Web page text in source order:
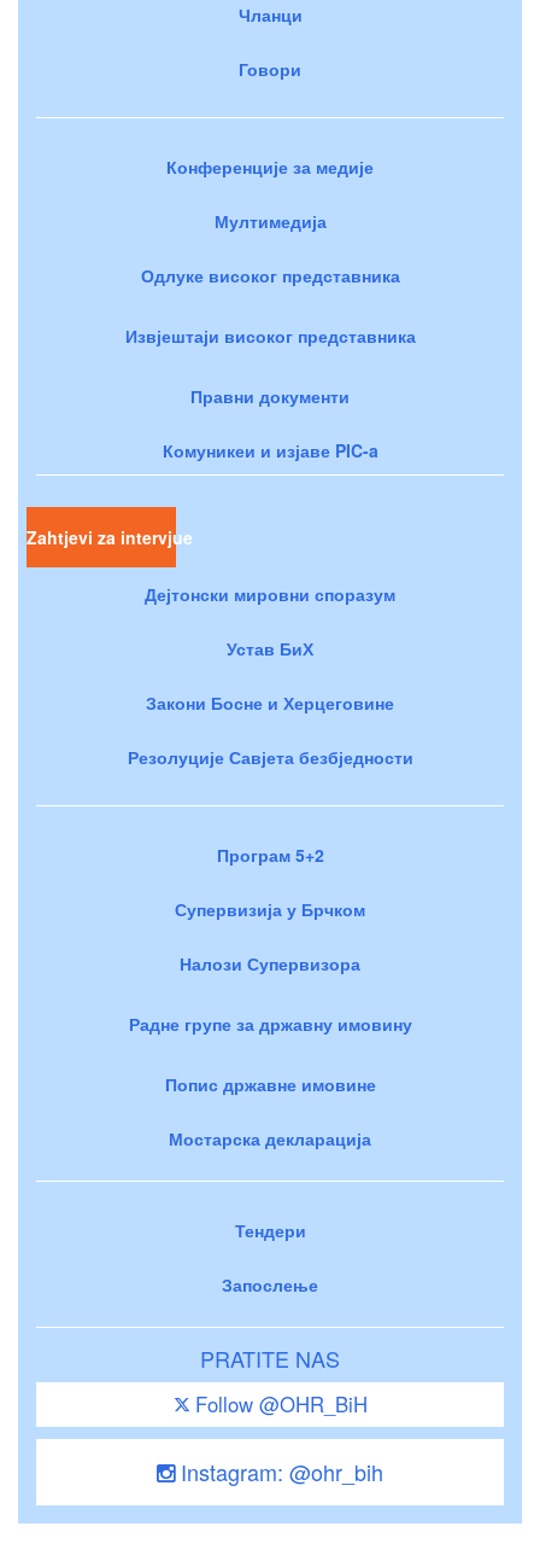
Чланци
Говори
Конференције за медије
Мултимедија
Одлуке високог представника
Извјештаји високог представника
Правни документи
Комуникеи и изјаве PIC-a
Zahtjevi za intervjue
Дејтонски мировни споразум
Устав БиХ
Закони Босне и Херцеговине
Резолуције Савјета безбједности
Програм 5+2
Супервизија у Брчком
Налози Супервизора
Радне групе за државну имовину
Попис државне имовине
Мостарска декларација
Тендери
Запослење
PRATITE NAS
Follow @OHR_BiH
Instagram: @ohr_bih